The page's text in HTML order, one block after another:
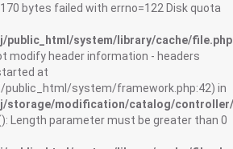
bytes failed with errno=122 Disk quota
system/library/cache/file.php
modify header information - headers
at
system/framework.php:42) in
storage/modification/catalog/
Length parameter must be greater than 0